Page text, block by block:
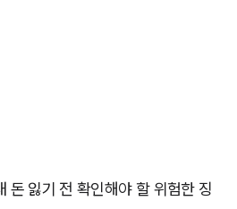
돈 잃기 전 확인해야 할 위험한 징